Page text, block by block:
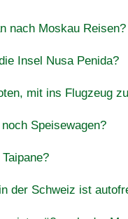
nach Moskau Reisen?
Insel Nusa Penida?
mit ins Flugzeug
Speisewagen?
der Schweiz ist